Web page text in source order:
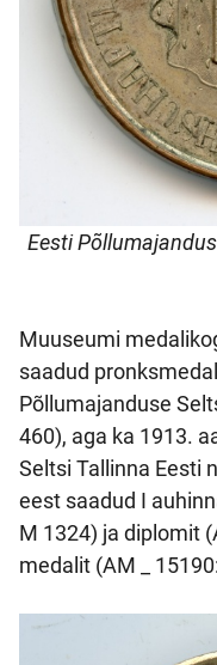
Eesti
Muuseumi
saadud
Põllumajanduse
460), aga ka 1913.
Seltsi Tallinna Eesti
eest saadud I
M 1324) ja diplomit
medalit (AM _